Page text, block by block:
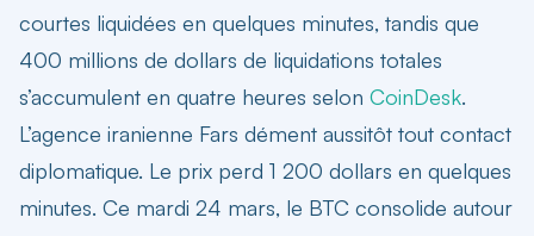
courtes liquidées en quelques minutes, tandis que
400 millions de dollars de liquidations totales
s’accumulent en quatre heures selon CoinDesk.
L’agence iranienne Fars dément aussitôt tout contact
diplomatique. Le prix perd 1 200 dollars en quelques
minutes. Ce mardi 24 mars, le BTC consolide autour